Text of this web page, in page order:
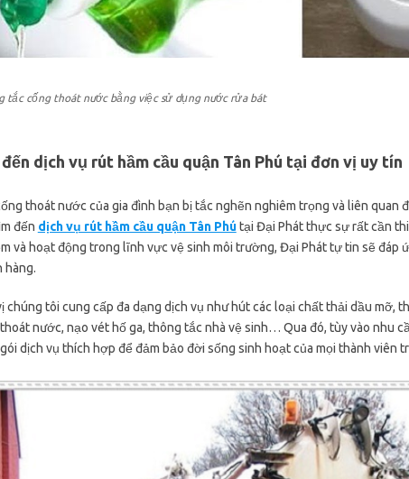
tắc cống thoát nước bằng việc sử dụng nước rửa bát
dịch vụ rút hầm cầu quận Tân Phú tại đơn vị uy tín
thoát nước của gia đình bạn bị tắc nghẽn nghiêm trọng và liên quan
đến dịch vụ rút hầm cầu quận Tân Phútại Đại Phát thực sự rất cần
và hoạt động trong lĩnh vực vệ sinh môi trường, Đại Phát tự tin sẽ đáp
hàng.
chúng tôi cung cấp đa dạng dịch vụ như hút các loại chất thải dầu mỡ,
nước, nạo vét hố ga, thông tắc nhà vệ sinh… Qua đó, tùy vào nhu
dịch vụ thích hợp để đảm bảo đời sống sinh hoạt của mọi thành viên